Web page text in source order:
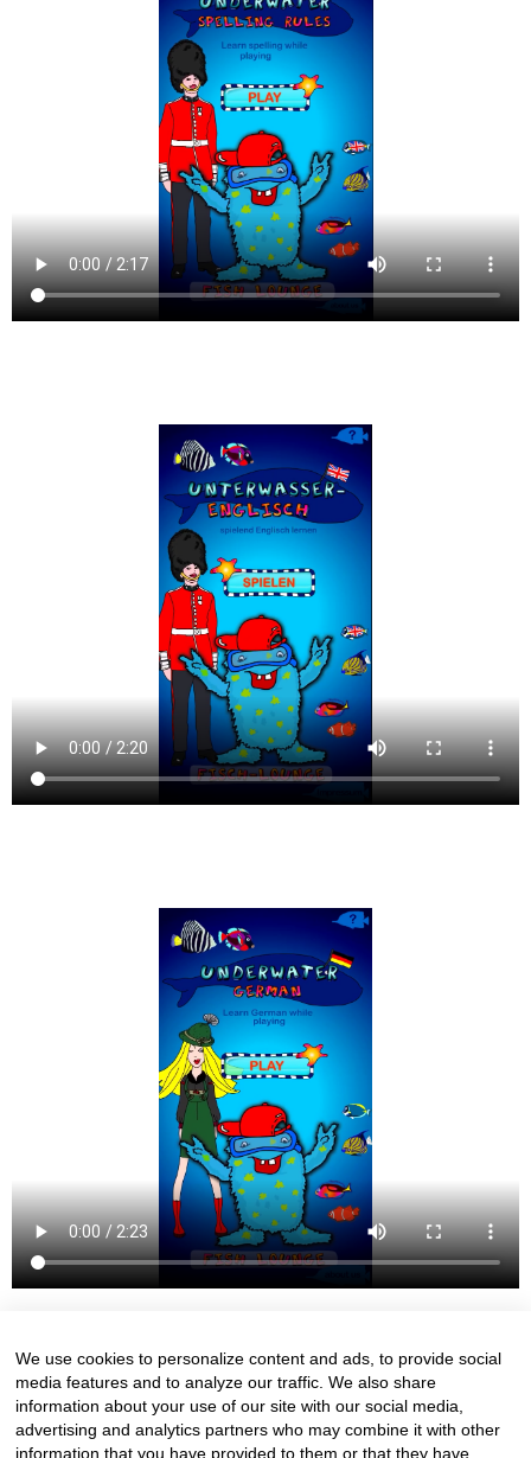
We use cookies to personalize content and ads, to provide social
media features and to analyze our traffic. We also share
information about your use of our site with our social media,
advertising and analytics partners who may combine it with other
information that you have provided to them or that they have